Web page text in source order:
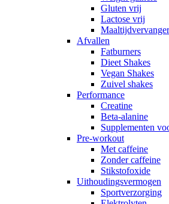
Gluten vrij
Lactose vrij
Afvallen
Fatburners
Dieet Shakes
Vegan Shakes
Zuivel shakes
Performance
Creatine
Beta-alanine
Supplementen
Pre-workout
Met caffeine
Zonder caffeine
Stikstofoxide
Uithoudingsvermogen
Sportverzorging